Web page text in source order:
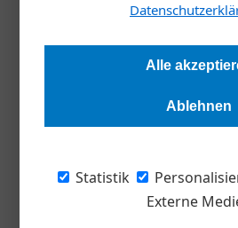
Alle
Ablehnen
Statistik
Externe
überraschend weg ist. Mit einem IT-
Üben des Ernstfalls können sich
Stromausfälle – vorbereiten.